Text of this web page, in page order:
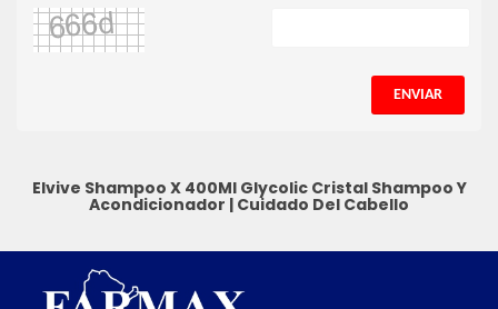
ENVIAR
Elvive Shampoo X 400Ml Glycolic Cristal Shampoo Y
Acondicionador | Cuidado Del Cabello